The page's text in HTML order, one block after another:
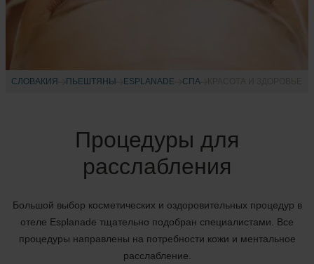
СЛОВАКИЯ ПЬЕШТЯНЫ ESPLANADE CПА
Процедуры для
расслабления
Большой выбор косметических и оздоровительных процедур в
отеле Esplanade тщательно подобран специалистами. Все
процедуры направлены на потребности кожи и ментальное
расслабление.